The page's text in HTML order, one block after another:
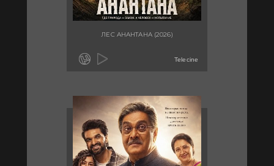
ЛЕС АНАНТАНА (2026)
Telecine